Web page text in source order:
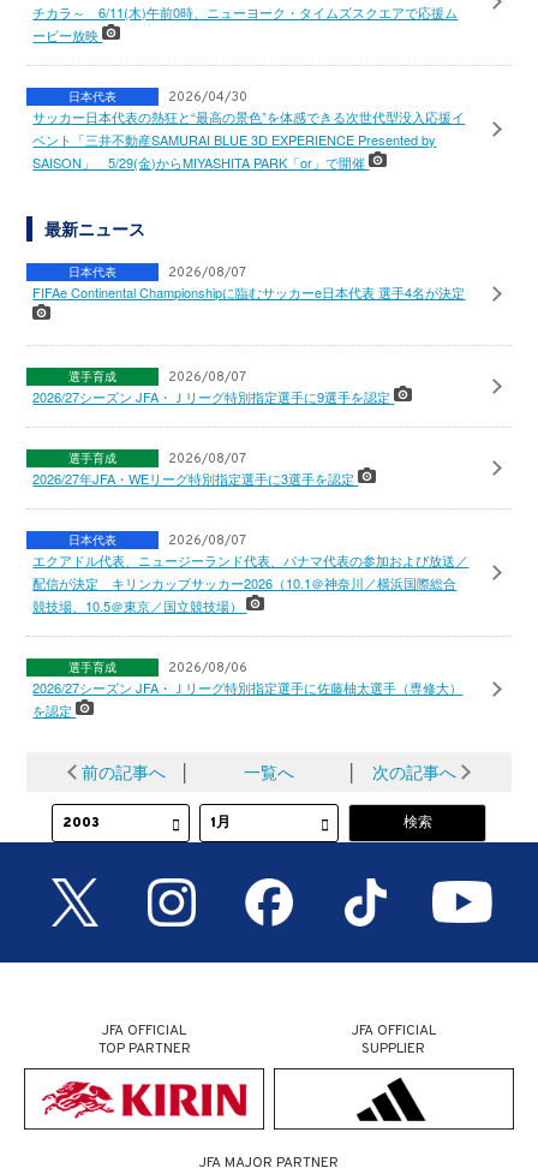
チカラ～ 6/11(木)午前0時、ニューヨーク・タイムズスクエアで応援ム
ービー放映
日本代表 2026/04/30
サッカー日本代表の熱狂と“最高の景色”を体感できる次世代型没入応援イ
ベント「三井不動産SAMURAI BLUE 3D EXPERIENCE Presented by
SAISON」 5/29(金)からMIYASHITA PARK「or」で開催
最新ニュース
日本代表 2026/08/07
FIFAe Continental Championshipに臨むサッカーe日本代表 選手4名が決定
選手育成 2026/08/07
2026/27シーズン JFA・Ｊリーグ特別指定選手に9選手を認定
選手育成 2026/08/07
2026/27年JFA・WEリーグ特別指定選手に3選手を認定
日本代表 2026/08/07
エクアドル代表、ニュージーランド代表、パナマ代表の参加および放送／
配信が決定 キリンカップサッカー2026（10.1＠神奈川／横浜国際総合
競技場、10.5＠東京／国立競技場）
選手育成 2026/08/06
2026/27シーズン JFA・Ｊリーグ特別指定選手に佐藤柚太選手（専修大）
を認定
前の記事へ │ 一覧へ │ 次の記事へ
JFA OFFICIAL
TOP PARTNER
JFA OFFICIAL
SUPPLIER
JFA MAJOR PARTNER